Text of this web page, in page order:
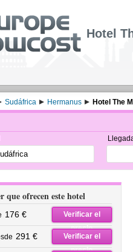
Hotel
Sudáfrica Hermanus Hotel The
que ofrecen este hotel
176 €
Verificar el
precio
291 €
Verificar el
precio